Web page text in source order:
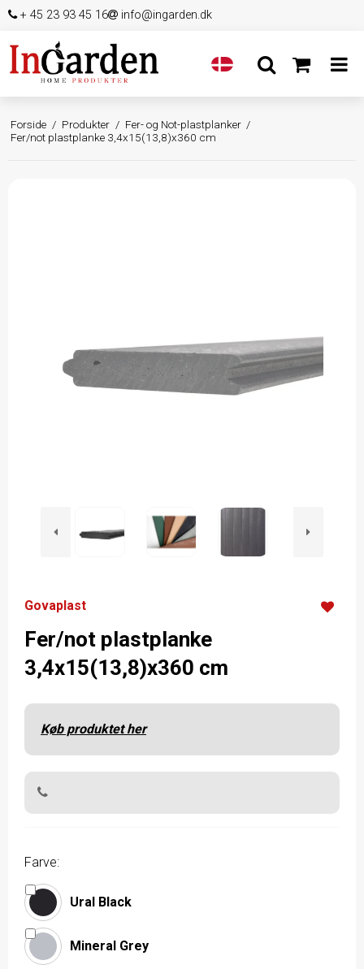
+ 45 23 93 45 16 info@ingarden.dk
Forside / Produkter / Fer- og Not-plastplanker /
Fer/not plastplanke 3,4x15(13,8)x360 cm
Govaplast
Fer/not plastplanke
3,4x15(13,8)x360 cm
Køb produktet her
Farve:
Ural Black
Mineral Grey